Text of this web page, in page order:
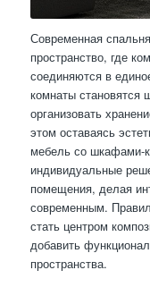
Современная
пространство, где
соединяются в
комнаты становятся
организовать
этом оставаясь
мебель со шкафами-
индивидуальные
помещения, делая
современным.
стать центром
добавить
пространства.